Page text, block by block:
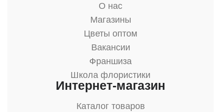
О нас
Магазины
Цветы оптом
Вакансии
Франшиза
Школа флористики
Интернет-магазин
Каталог товаров